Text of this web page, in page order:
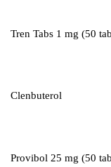
Tren Tabs 1 mg (50
Clenbuterol
Provibol 25 mg (50